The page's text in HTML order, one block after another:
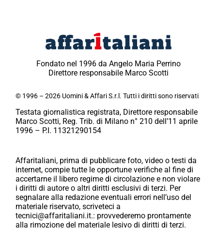
Fondato nel 1996 da Angelo Maria Perrino
Direttore responsabile Marco Scotti
© 1996 – 2026 Uomini & Affari S.r.l. Tutti i diritti sono riservati
Testata giornalistica registrata, Direttore responsabile
Marco Scotti, Reg. Trib. di Milano n° 210 dell’11 aprile
1996 – P.I. 11321290154
Affaritaliani, prima di pubblicare foto, video o testi da
internet, compie tutte le opportune verifiche al fine di
accertarne il libero regime di circolazione e non violare
i diritti di autore o altri diritti esclusivi di terzi. Per
segnalare alla redazione eventuali errori nell’uso del
materiale riservato, scriveteci a
tecnici@affaritaliani.it.: provvederemo prontamente
alla rimozione del materiale lesivo di diritti di terzi.